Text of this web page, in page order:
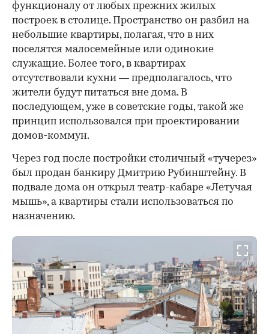
функционалу от любых прежних жилых
построек в столице. Пространство он разбил на
небольшие квартиры, полагая, что в них
поселятся малосемейные или одинокие
служащие. Более того, в квартирах
отсутствовали кухни — предполагалось, что
жители будут питаться вне дома. В
последующем, уже в советские годы, такой же
принцип использовался при проектировании
домов-коммун.
Через год после постройки столичный «тучерез»
был продан банкиру Дмитрию Рубинштейну. В
подвале дома он открыл театр-кабаре «Летучая
мышь», а квартиры стали использоваться по
назначению.